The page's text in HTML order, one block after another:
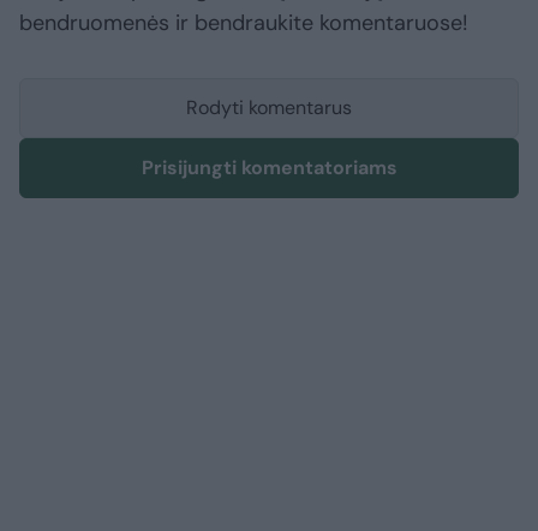
bendruomenės ir bendraukite komentaruose!
Rodyti komentarus
Prisijungti komentatoriams